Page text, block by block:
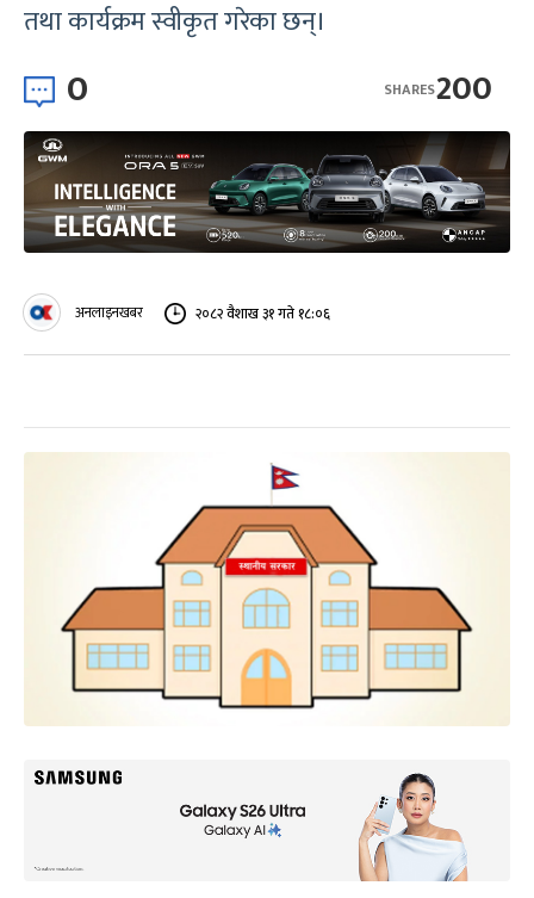
तथा कार्यक्रम स्वीकृत गरेका छन्।
0 200
SHARES
अनलाइनखबर २०८२ वैशाख ३१ गते १८:०६